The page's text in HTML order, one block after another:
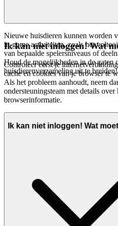
Nieuwe huisdieren kunnen worden
in-game activiteiten, zoals het
van bepaalde spelersniveaus of
Houd de mogelijkheden in de gaten
huisdierenverzameling uit te breiden!
Ik kan niet inloggen! Wat
Controleer eerst je
cache en cookies van je browser te
Als het probleem aanhoudt, neem
ondersteuningsteam met details
browserinformatie.
Ik kan niet inloggen! Wat